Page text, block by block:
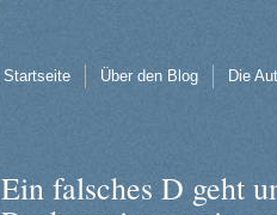
Startseite Über den Blog Die
Ein falsches D geht